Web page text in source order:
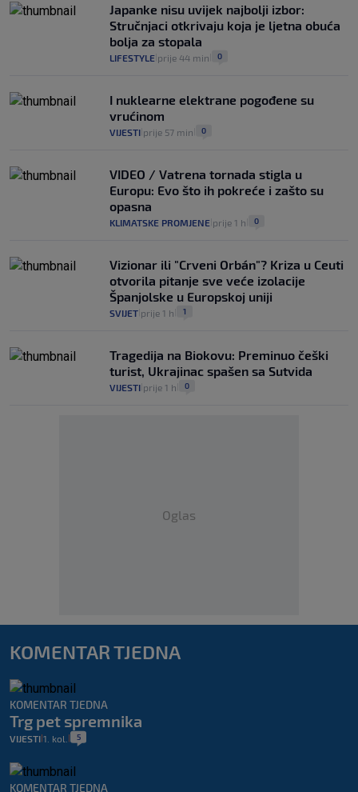
Japanke nisu uvijek najbolji izbor:
Stručnjaci otkrivaju koja je ljetna obuća
bolja za stopala
LIFESTYLE prije 44 min 0
I nuklearne elektrane pogođene su
vrućinom
VIJESTI prije 57 min 0
VIDEO / Vatrena tornada stigla u
Europu: Evo što ih pokreće i zašto su
opasna
KLIMATSKE PROMJENE prije 1 h 0
Vizionar ili "Crveni Orbán"? Kriza u Ceuti
otvorila pitanje sve veće izolacije
Španjolske u Europskoj uniji
SVIJET prije 1 h 1
Tragedija na Biokovu: Preminuo češki
turist, Ukrajinac spašen sa Sutvida
VIJESTI prije 1 h 0
Oglas
KOMENTAR TJEDNA
KOMENTAR TJEDNA
Trg pet spremnika
VIJESTI 1. kol. 5
KOMENTAR TJEDNA